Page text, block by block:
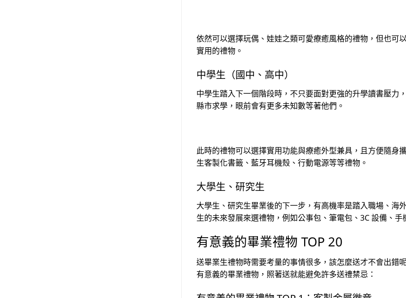
依然可以選擇玩偶、娃娃之類可愛療癒風格的禮物，但也可
實用的禮物。
中學生（國中、高中）
中學生踏入下一個階段時，不只要面對更強的升學讀書壓
縣市求學，眼前會有更多未知數等著他們。
此時的禮物可以選擇實用功能與療癒外型兼具，且方便隨
生客製化書籤、藍牙耳機殼、行動電源等等禮物。
大學生、研究生
大學生、研究生畢業後的下一步，有高機率是踏入職場、海
生的未來發展來選禮物，例如公事包、筆電包、3C 設備、
有意義的畢業禮物 TOP 20
送畢業生禮物時需要考量的事情很多，該怎麼送才不會出錯
有意義的畢業禮物，照著送就能避免許多送禮禁忌：